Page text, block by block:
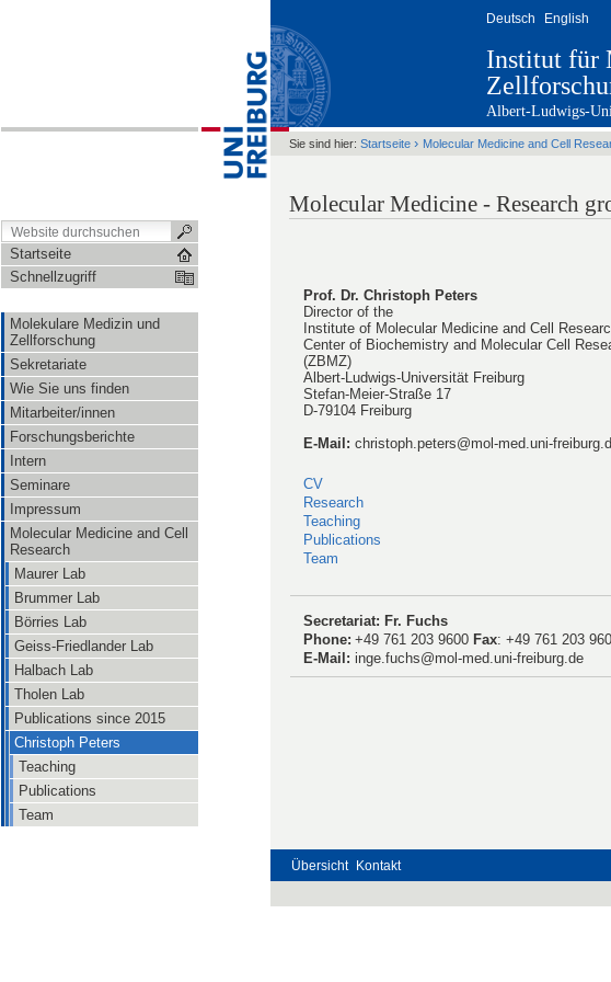
Startseite
Schnellzugriff
Molekulare Medizin und
Zellforschung
Sekretariate
Wie Sie uns finden
Mitarbeiter/innen
Forschungsberichte
Intern
Seminare
Impressum
Molecular Medicine and Cell
Research
Maurer Lab
Brummer Lab
Börries Lab
Geiss-Friedlander Lab
Halbach Lab
Tholen Lab
Publications since 2015
Christoph Peters
Teaching
Publications
Team
Deutsch English
Institut für
Albert-Ludwigs-
Sie sind hier: Startseite › Molecular Medicine and Cell
Molecular Medicine - Research
Prof. Dr. Christoph Peters
Director of the
Institute of Molecular Medicine and Cell
Center of Biochemistry and Molecular Cell
(ZBMZ)
Albert-Ludwigs-Universität Freiburg
Stefan-Meier-Straße 17
D-79104 Freiburg
E-Mail: christoph.peters@mol-med.uni-
CV
Research
Teaching
Publications
Team
Secretariat: Fr. Fuchs
Phone: +49 761 203 9600 Fax: +49 761 203
E-Mail: inge.fuchs@mol-med.uni-freiburg.de
Übersicht Kontakt